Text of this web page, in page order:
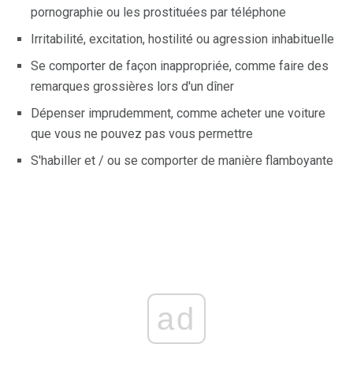
pornographie ou les prostituées par téléphone
Irritabilité, excitation, hostilité ou agression inhabituelle
Se comporter de façon inappropriée, comme faire des
remarques grossières lors d'un dîner
Dépenser imprudemment, comme acheter une voiture
que vous ne pouvez pas vous permettre
S'habiller et / ou se comporter de manière flamboyante
ad